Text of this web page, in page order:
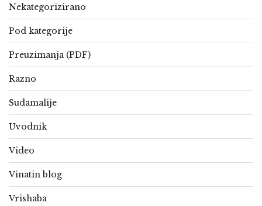
Nekategorizirano
Pod kategorije
Preuzimanja (PDF)
Razno
Sudamalije
Uvodnik
Video
Vinatin blog
Vrishaba